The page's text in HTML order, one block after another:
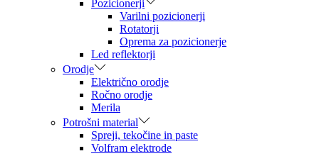
Pozicionerji
Varilni pozicionerji
Rotatorji
Oprema za pozicionerje
Led reflektorji
Orodje
Električno orodje
Ročno orodje
Merila
Potrošni material
Spreji, tekočine in paste
Volfram elektrode